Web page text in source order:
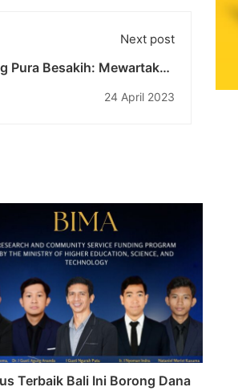
Next post
Pura Besakih: Mewartakan
24 April 2023
Terbaik Bali Ini Borong Dana